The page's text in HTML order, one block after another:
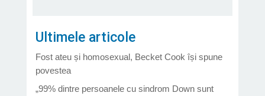
Ultimele articole
Fost ateu și homosexual, Becket Cook își spune
povestea
„99% dintre persoanele cu sindrom Down sunt